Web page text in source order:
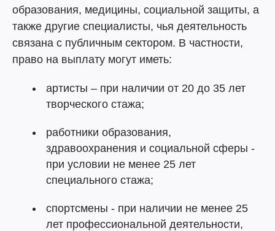
образования, медицины, социальной защиты, а
также другие специалисты, чья деятельность
связана с публичным сектором. В частности,
право на выплату могут иметь:
артисты – при наличии от 20 до 35 лет
творческого стажа;
работники образования,
здравоохранения и социальной сферы -
при условии не менее 25 лет
специального стажа;
спортсмены - при наличии не менее 25
лет профессиональной деятельности,